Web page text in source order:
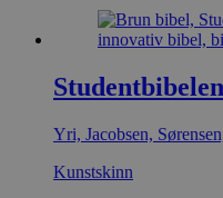
Yri, Jacobsen,
Kunstskinn